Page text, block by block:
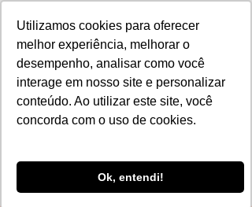
Utilizamos cookies para oferecer
melhor experiência, melhorar o
desempenho, analisar como você
interage em nosso site e personalizar
conteúdo. Ao utilizar este site, você
concorda com o uso de cookies.
Ok, entendi!